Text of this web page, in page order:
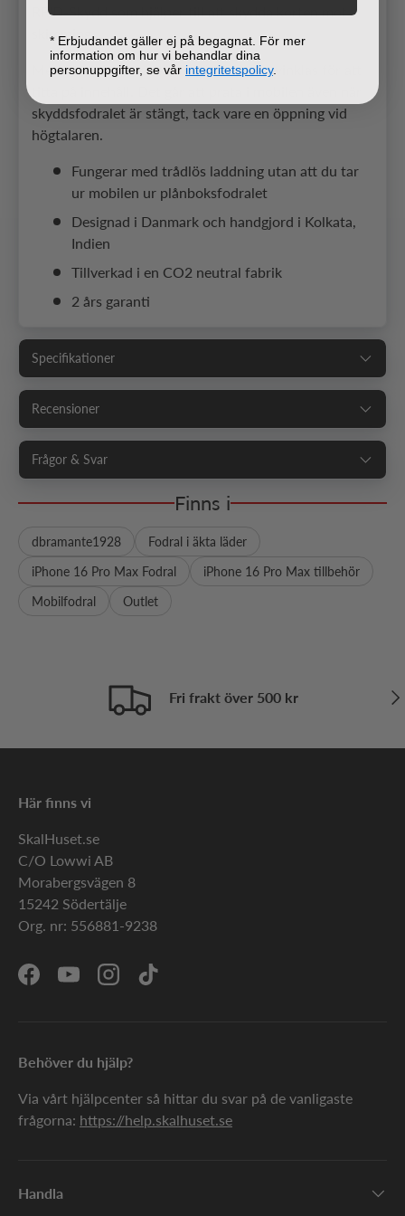
RFID-Skydd som hjälper till att skydda korten mot
skimming.
Med Stativfunktion kan mobilfodralet vinklas för att
skyddsfodralet är stängt, tack vare en öppning vid
högtalaren.
Fungerar med trådlös laddning utan att du tar
ur mobilen ur plånboksfodralet
Designad i Danmark och handgjord i Kolkata,
Indien
Tillverkad i en CO2 neutral fabrik
2 års garanti
Specifikationer
Recensioner
Frågor & Svar
Finns i
dbramante1928
Fodral i äkta läder
iPhone 16 Pro Max Fodral
iPhone 16 Pro Max tillbehör
Mobilfodral
Outlet
Fri frakt över 500 kr
Här finns vi
SkalHuset.se
C/O Lowwi AB
Morabergsvägen 8
15242 Södertälje
Org. nr: 556881-9238
FacebookYouTubeInstagramTikTok
Behöver du hjälp?
Via vårt hjälpcenter så hittar du svar på de vanligaste
frågorna: https://help.skalhuset.se
Handla
* Erbjudandet gäller ej på begagnat. För mer
information om hur vi behandlar dina
personuppgifter, se vår integritetspolicy.